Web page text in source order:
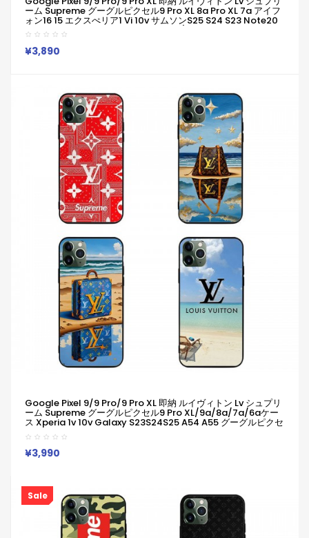
ーム Supreme グーグルピクセル9 Pro XL 8a Pro XL 7a アイフ
ォン16 15 エクスぺリア1 Vi 10v サムソンs25 S24 S23 Note20
ケース ブランド Galaxya55 A54 S23/S24 Ultraケースルイヴ
ィトン Lv シュプリーム Supremeピクセル 8a Pro 7a
6/7/6a/9a ブランドケース
¥3,890
Google Pixel 9/9 Pro/9 Pro XL 即納 ルイヴィトン Lv シュプリ
ーム Supreme グーグルピクセル9 Pro XL/9a/8a/7a/6aケー
ス Xperia 1v 10v Galaxy S23S24S25 A54 A55 グーグルピクセ
ル9Pro XL 8a 7a Iphone 14 15 16 Pro Maxケース ルイヴィトン
Lv シュプリーム Supreme ブランドGoogle Pixel 6a 7a 8a 8
Pro 9aスマホケース
¥3,990
Sale